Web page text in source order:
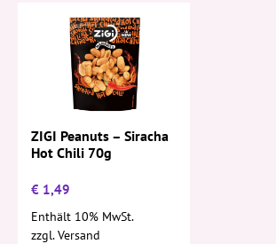
ZIGI Peanuts – Siracha
Hot Chili 70g
€ 1,49
Enthält 10% MwSt.
zzgl.Versand